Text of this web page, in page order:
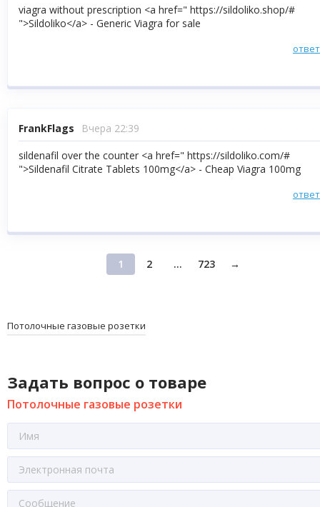
viagra without prescription <a href=" https://sildoliko.shop/#
">Sildoliko</a> - Generic Viagra for sale
FrankFlags
Вчера 22:39
sildenafil over the counter <a href=" https://sildoliko.com/#
">Sildenafil Citrate Tablets 100mg</a> - Cheap Viagra 100mg
1 2 ... 723 →
Потолочные газовые розетки
Задать вопрос о товаре
Потолочные газовые розетки